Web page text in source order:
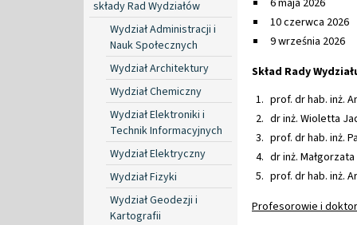
składy Rad Wydziałów
Wydział Administracji i
Nauk Społecznych
Wydział Architektury
Wydział Chemiczny
Wydział Elektroniki i
Technik Informacyjnych
Wydział Elektryczny
Wydział Fizyki
Wydział Geodezji i
Kartografii
6 maja 2026
10 czerwca 2026
9 września 2026
Skład Rady
prof. dr hab. inż.
dr inż. Wioletta
prof. dr hab. inż.
dr inż.
prof. dr hab. inż.
Profesorowie i